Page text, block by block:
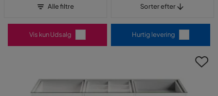
Alle filtre Sorter efter
Vis kun Udsalg Hurtig levering